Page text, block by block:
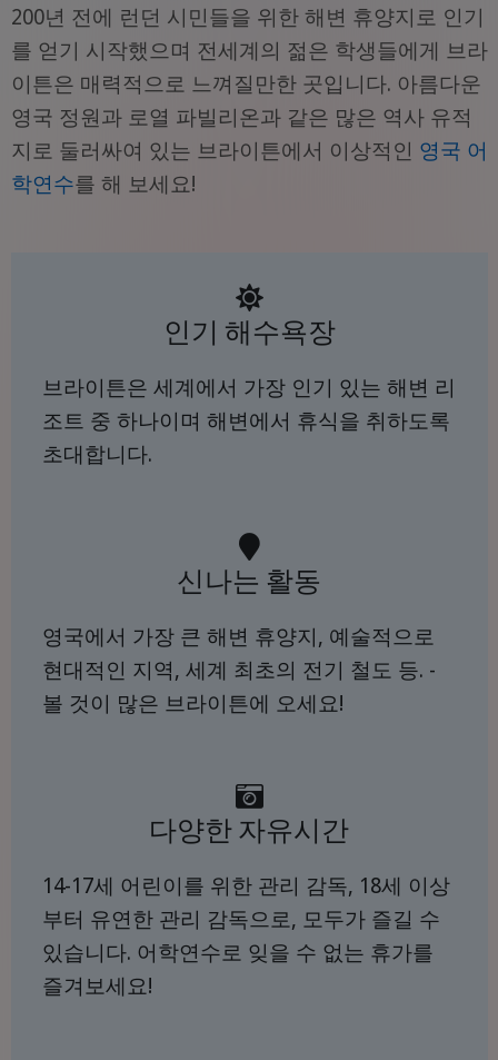
200년 전에 런던 시민들을 위한 해변 휴양지로 인기
를 얻기 시작했으며 전세계의 젊은 학생들에게 브라
이튼은 매력적으로 느껴질만한 곳입니다. 아름다운
영국 정원과 로열 파빌리온과 같은 많은 역사 유적
지로 둘러싸여 있는 브라이튼에서 이상적인 영국 어
학연수를 해 보세요!
인기 해수욕장
브라이튼은 세계에서 가장 인기 있는 해변 리
조트 중 하나이며 해변에서 휴식을 취하도록
초대합니다.
신나는 활동
영국에서 가장 큰 해변 휴양지, 예술적으로
현대적인 지역, 세계 최초의 전기 철도 등. -
볼 것이 많은 브라이튼에 오세요!
다양한 자유시간
14-17세 어린이를 위한 관리 감독, 18세 이상
부터 유연한 관리 감독으로, 모두가 즐길 수
있습니다. 어학연수로 잊을 수 없는 휴가를
즐겨보세요!